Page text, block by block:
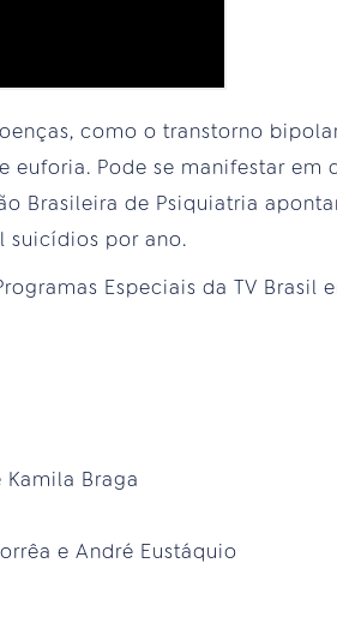
como o transtorno
Pode se manifestar em
Brasileira de Psiquiatria
suicídios por ano.
Especiais da TV Brasil
Braga
e André Eustáquio